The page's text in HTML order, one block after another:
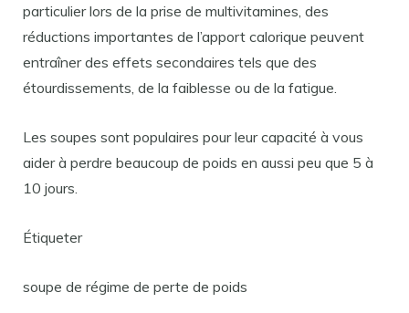
particulier lors de la prise de multivitamines, des
réductions importantes de l’apport calorique peuvent
entraîner des effets secondaires tels que des
étourdissements, de la faiblesse ou de la fatigue.
Les soupes sont populaires pour leur capacité à vous
aider à perdre beaucoup de poids en aussi peu que 5 à
10 jours.
Étiqueter
soupe de régime de perte de poids